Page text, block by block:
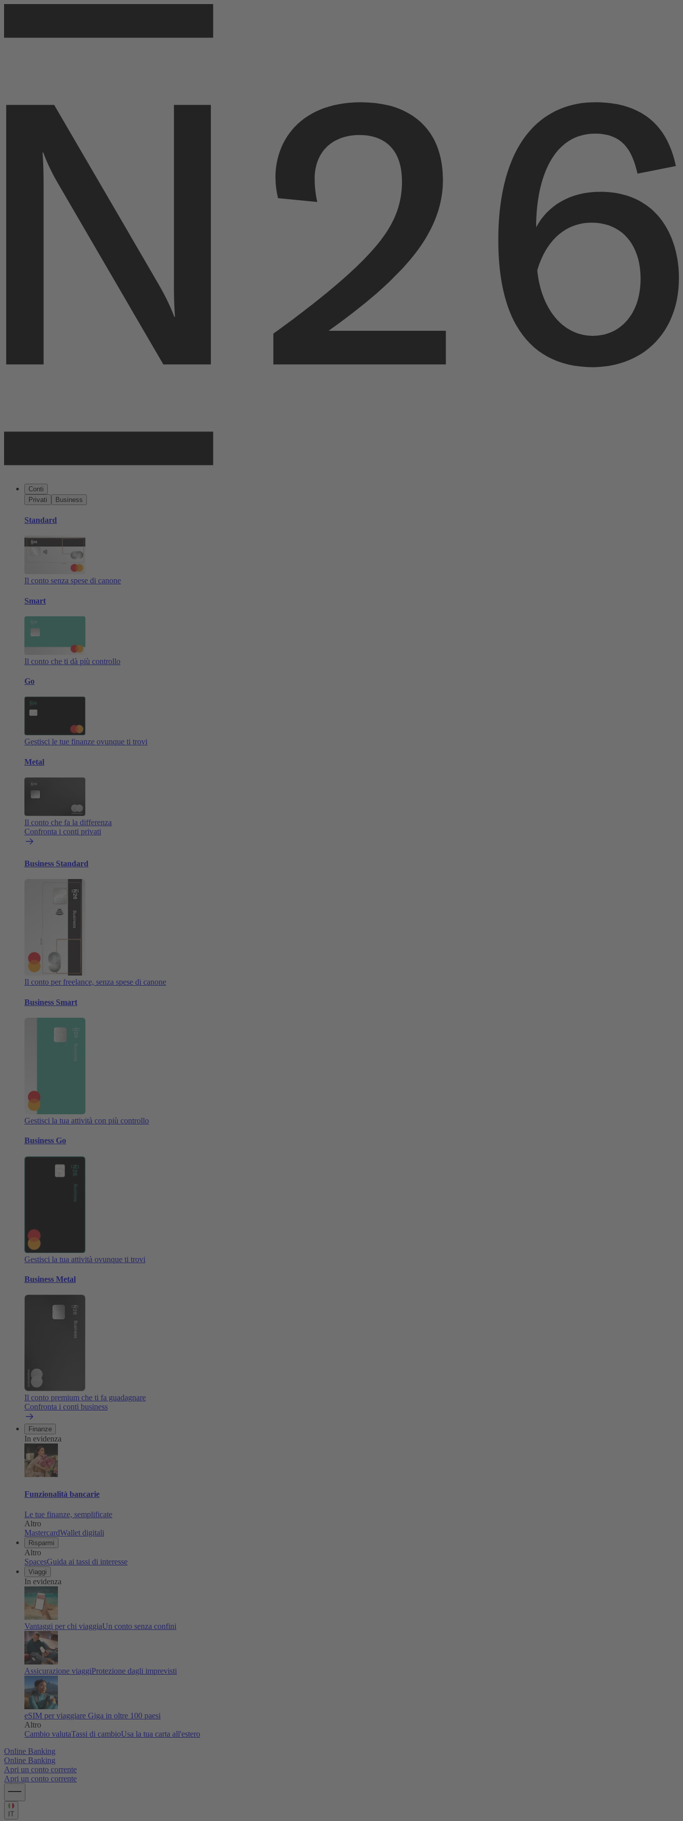
Conti
Privati
Business
Standard
Il conto senza spese di canone
Smart
Il conto che ti dà più controllo
Go
Gestisci le tue finanze ovunque ti trovi
Metal
Il conto che fa la differenza
Confronta i conti privati
Business Standard
Il conto per freelance, senza spese di canone
Business Smart
Gestisci la tua attività con più controllo
Business Go
Gestisci la tua attività ovunque ti trovi
Business Metal
Il conto premium che ti fa guadagnare
Confronta i conti business
Finanze
In evidenza
Funzionalità bancarie
Le tue finanze, semplificate
Altro
MastercardWallet digitali
Risparmi
Altro
SpacesGuida ai tassi di interesse
Viaggi
In evidenza
Vantaggi per chi viaggiaUn conto senza confini
Assicurazione viaggiProtezione dagli imprevisti
eSIM per viaggiare Giga in oltre 100 paesi
Altro
Cambio valutaTassi di cambioUsa la tua carta all'estero
Online Banking
Online Banking
Apri un conto corrente
Apri un conto corrente
IT